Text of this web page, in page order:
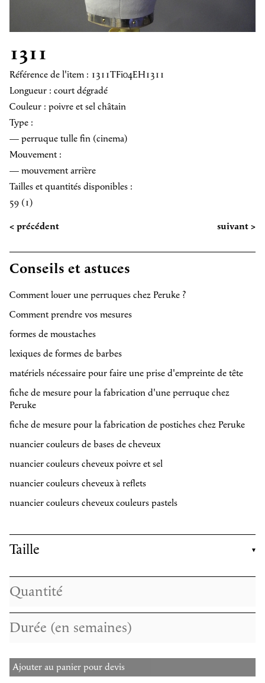
1311
Référence de l'item : 1311TFi04EH1311
Longueur : court dégradé
Couleur : poivre et sel châtain
Type :
— perruque tulle fin (cinema)
Mouvement :
— mouvement arrière
Tailles et quantités disponibles :
59 (1)
< précédent
suivant >
Conseils et astuces
Comment louer une perruques chez Peruke ?
Comment prendre vos mesures
formes de moustaches
lexiques de formes de barbes
matériels nécessaire pour faire une prise d'empreinte de tête
fiche de mesure pour la fabrication d'une perruque chez
Peruke
fiche de mesure pour la fabrication de postiches chez Peruke
nuancier couleurs de bases de cheveux
nuancier couleurs cheveux poivre et sel
nuancier couleurs cheveux à reflets
nuancier couleurs cheveux couleurs pastels
Taille
Ajouter au panier pour devis